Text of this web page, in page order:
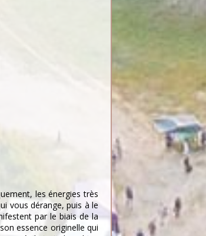
les énergies très
vous dérange, puis à le
par le biais de la
essence originelle qui